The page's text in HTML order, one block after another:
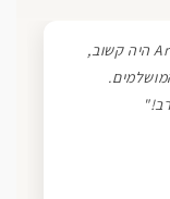
"חווית שירות יוצאת דופן! הצוות של ArtGlow היה קשוב,